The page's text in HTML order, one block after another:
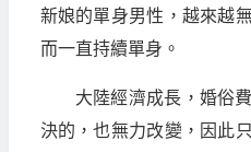
新娘的單身男性，越來越
而一直持續單身。
大陸經濟成長，婚俗
決的，也無力改變，因此